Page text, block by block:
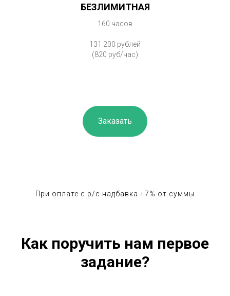
БЕЗЛИМИТНАЯ
160 часов
131 200 рублей
(820 руб/час)
Заказать
При оплате с р/с надбавка +7% от суммы
Как поручить нам первое
задание?